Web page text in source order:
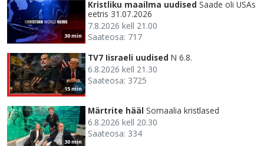
30 min
Kristliku maailma uudised Saade oli USAs
eetris 31.07.2026
7.8.2026 kell 21.00
Saateosa: 717
15 min
TV7 Iisraeli uudised N 6.8.
6.8.2026 kell 21.30
Saateosa: 3725
30 min
Märtrite hääl Somaalia kristlased
6.8.2026 kell 20.30
Saateosa: 334